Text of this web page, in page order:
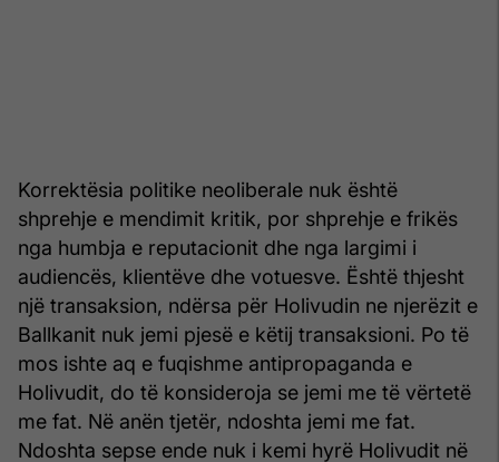
Korrektësia politike neoliberale nuk është
shprehje e mendimit kritik, por shprehje e frikës
nga humbja e reputacionit dhe nga largimi i
audiencës, klientëve dhe votuesve. Është thjesht
një transaksion, ndërsa për Holivudin ne njerëzit e
Ballkanit nuk jemi pjesë e këtij transaksioni. Po të
mos ishte aq e fuqishme antipropaganda e
Holivudit, do të konsideroja se jemi me të vërtetë
me fat. Në anën tjetër, ndoshta jemi me fat.
Ndoshta sepse ende nuk i kemi hyrë Holivudit në